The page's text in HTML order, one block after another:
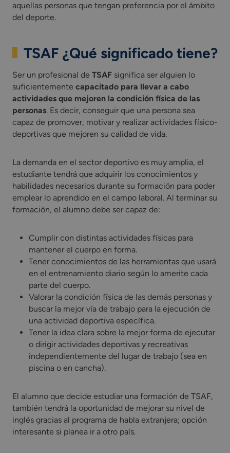
aquellas personas que tengan preferencia por el ámbito
del deporte.
TSAF ¿Qué significado tiene?
Ser un profesional de TSAF significa ser alguien lo
suficientemente capacitado para llevar a cabo
actividades que mejoren la condición física de las
personas. Es decir, conseguir que una persona sea
capaz de promover, motivar y realizar actividades físico-
deportivas que mejoren su calidad de vida.
La demanda en el sector deportivo es muy amplia, el
estudiante tendrá que adquirir los conocimientos y
habilidades necesarios durante su formación para poder
emplear lo aprendido en el campo laboral. Al terminar su
formación, el alumno debe ser capaz de:
Cumplir con distintas actividades físicas para
mantener el cuerpo en forma.
Tener conocimientos de las herramientas que usará
en el entrenamiento diario según lo amerite cada
parte del cuerpo.
Valorar la condición física de las demás personas y
buscar la mejor vía de trabajo para la ejecución de
una actividad deportiva específica.
Tener la idea clara sobre la mejor forma de ejecutar
o dirigir actividades deportivas y recreativas
independientemente del lugar de trabajo (sea en
piscina o en cancha).
El alumno que decide estudiar una formación de TSAF,
también tendrá la oportunidad de mejorar su nivel de
inglés gracias al programa de habla extranjera; opción
interesante si planea ir a otro país.